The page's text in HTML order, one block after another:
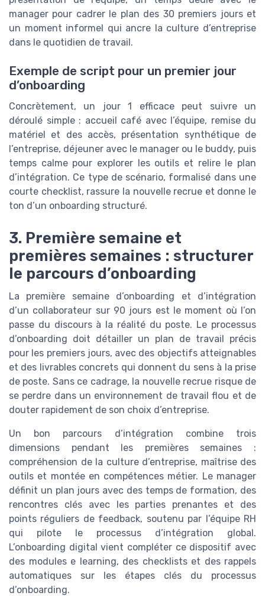
manager pour cadrer le plan des 30 premiers jours et
un moment informel qui ancre la culture d’entreprise
dans le quotidien de travail.
Exemple de script pour un premier jour
d’onboarding
Concrètement, un jour 1 efficace peut suivre un
déroulé simple : accueil café avec l’équipe, remise du
matériel et des accès, présentation synthétique de
l’entreprise, déjeuner avec le manager ou le buddy, puis
temps calme pour explorer les outils et relire le plan
d’intégration. Ce type de scénario, formalisé dans une
courte checklist, rassure la nouvelle recrue et donne le
ton d’un onboarding structuré.
3. Première semaine et
premières semaines : structurer
le parcours d’onboarding
La première semaine d’onboarding et d’intégration
d’un collaborateur sur 90 jours est le moment où l’on
passe du discours à la réalité du poste. Le processus
d’onboarding doit détailler un plan de travail précis
pour les premiers jours, avec des objectifs atteignables
et des livrables concrets qui donnent du sens à la prise
de poste. Sans ce cadrage, la nouvelle recrue risque de
se perdre dans un environnement de travail flou et de
douter rapidement de son choix d’entreprise.
Un bon parcours d’intégration combine trois
dimensions pendant les premières semaines :
compréhension de la culture d’entreprise, maîtrise des
outils et montée en compétences métier. Le manager
définit un plan jours avec des temps de formation, des
rencontres clés avec les parties prenantes et des
points réguliers de feedback, soutenu par l’équipe RH
qui pilote le processus d’intégration global.
L’onboarding digital vient compléter ce dispositif avec
des modules e learning, des checklists et des rappels
automatiques sur les étapes clés du processus
d’onboarding.